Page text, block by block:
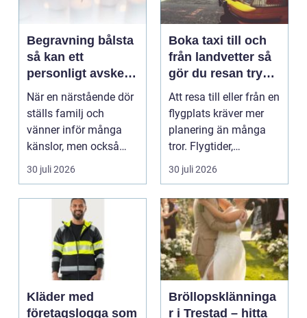
Begravning bålsta
så kan ett
personligt avsked
formas
När en närstående dör
ställs familj och
vänner inför många
känslor, men också
praktiska beslut. En b...
30 juli 2026
Boka taxi till och
från landvetter så
gör du resan trygg
och smidig
Att resa till eller från en
flygplats kräver mer
planering än många
tror. Flygtider,
packning, säker...
30 juli 2026
Kläder med
företagslogga som
Bröllopsklänninga
r i Trestad – hitta